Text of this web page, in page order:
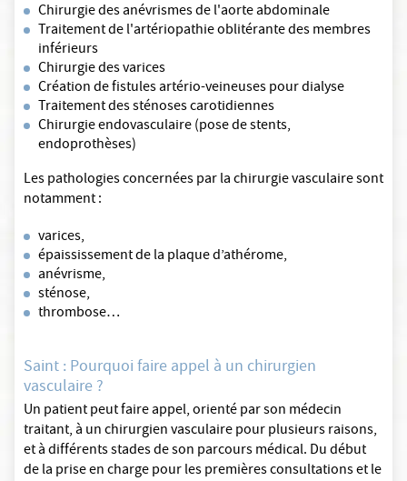
Chirurgie des anévrismes de l'aorte abdominale
Traitement de l'artériopathie oblitérante des membres
inférieurs
Chirurgie des varices
Création de fistules artério-veineuses pour dialyse
Traitement des sténoses carotidiennes
Chirurgie endovasculaire (pose de stents,
endoprothèses)
Les pathologies concernées par la chirurgie vasculaire sont
notamment :
varices,
épaississement de la plaque d’athérome,
anévrisme,
sténose,
thrombose…
Saint : Pourquoi faire appel à un chirurgien
vasculaire ?
Un patient peut faire appel, orienté par son médecin
traitant, à un chirurgien vasculaire pour plusieurs raisons,
et à différents stades de son parcours médical. Du début
de la prise en charge pour les premières consultations et le